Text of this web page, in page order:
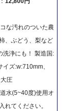
な汚れのついた農
、ぶどう、梨など
洗浄にも！ 製造国:
ズ:w:710mm、
圧
水(5~40度)使用オ
れてください。